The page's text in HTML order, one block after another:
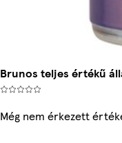
Brunos teljes értékű
Még nem érkezett